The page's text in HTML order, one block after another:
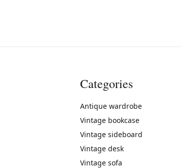
Categories
Antique wardrobe
Vintage bookcase
Vintage sideboard
Vintage desk
Vintage sofa